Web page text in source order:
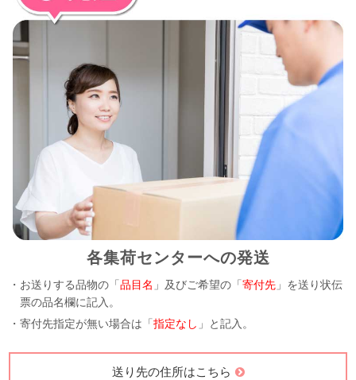
各集荷センターへの発送
・お送りする品物の「品目名 」及びご希望の「寄付先 」を送り状伝
票の品名欄に記入。
・寄付先指定が無い場合は「指定なし 」と記入。
送り先の住所はこちら